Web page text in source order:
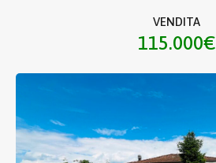
VENDITA
115.000€